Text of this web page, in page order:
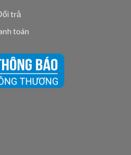
trả
toán